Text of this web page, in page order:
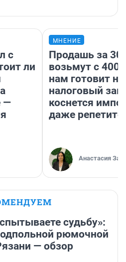
с
ли
—
МНЕНИЕ
Продашь за
возьмут с
нам готовит
налоговый
коснется
даже
Анастасия
судьбу»:
рюмочной
— обзор